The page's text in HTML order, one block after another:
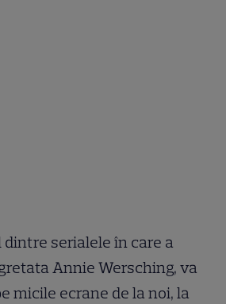
dintre serialele în care a
Annie Wersching, va
micile ecrane de la noi, la